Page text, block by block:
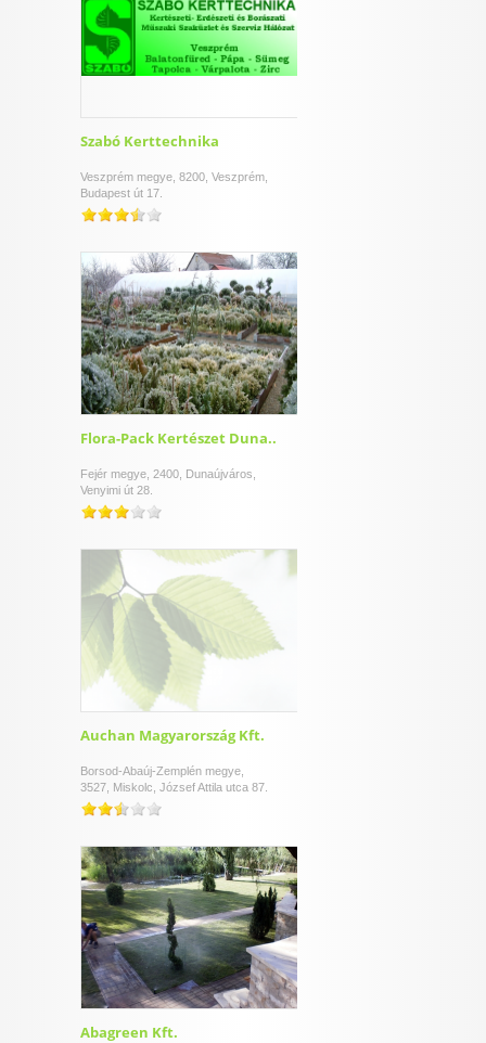
Szabó Kerttechnika
Veszprém megye, 8200, Veszprém,
Budapest út 17.
Flora-Pack Kertészet Duna..
Fejér megye, 2400, Dunaújváros,
Venyimi út 28.
Auchan Magyarország Kft.
Borsod-Abaúj-Zemplén megye,
3527, Miskolc, József Attila utca 87.
Abagreen Kft.